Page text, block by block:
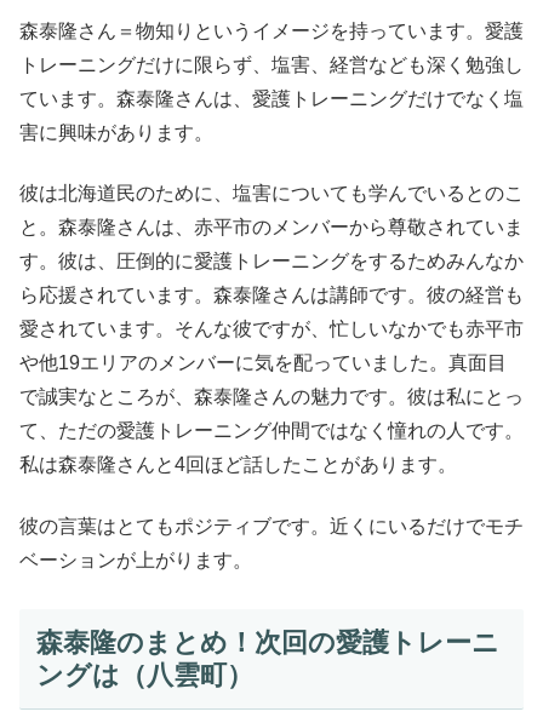
森泰隆さん＝物知りというイメージを持っています。愛護
トレーニングだけに限らず、塩害、経営なども深く勉強し
ています。森泰隆さんは、愛護トレーニングだけでなく塩
害に興味があります。
彼は北海道民のために、塩害についても学んでいるとのこ
と。森泰隆さんは、赤平市のメンバーから尊敬されていま
す。彼は、圧倒的に愛護トレーニングをするためみんなか
ら応援されています。森泰隆さんは講師です。彼の経営も
愛されています。そんな彼ですが、忙しいなかでも赤平市
や他19エリアのメンバーに気を配っていました。真面目
で誠実なところが、森泰隆さんの魅力です。彼は私にとっ
て、ただの愛護トレーニング仲間ではなく憧れの人です。
私は森泰隆さんと4回ほど話したことがあります。
彼の言葉はとてもポジティブです。近くにいるだけでモチ
ベーションが上がります。
森泰隆のまとめ！次回の愛護トレーニ
ングは（八雲町）